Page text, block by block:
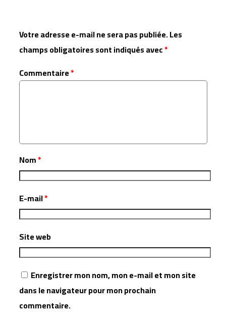
Votre adresse e-mail ne sera pas publiée.Les
champs obligatoires sont indiqués avec*
Commentaire*
Nom*
E-mail*
Site web
Enregistrer mon nom, mon e-mail et mon site
dans le navigateur pour mon prochain
commentaire.